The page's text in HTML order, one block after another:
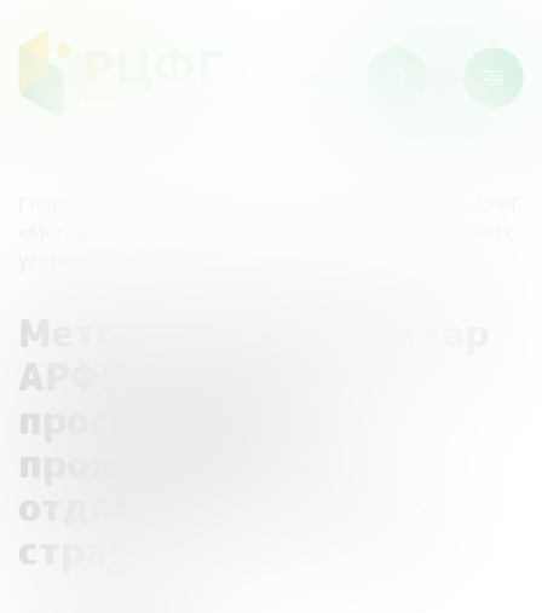
Методический семинар
АРФГ «Методика
просвещения
проживающих в
отдаленных уголках
страны»